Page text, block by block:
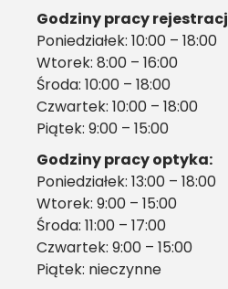
Godziny pracy
Poniedziałek: 10:00 – 18:00
Wtorek: 8:00 – 16:00
Środa: 10:00 – 18:00
Czwartek: 10:00 – 18:00
Piątek: 9:00 – 15:00
Godziny pracy optyka:
Poniedziałek: 13:00 – 18:00
Wtorek: 9:00 – 15:00
Środa: 11:00 – 17:00
Czwartek: 9:00 – 15:00
Piątek: nieczynne